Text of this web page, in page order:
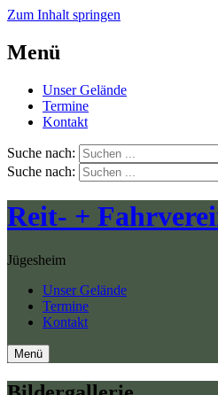
Zum Inhalt springen
Menü
Unser Gelände
Termine
Kontakt
Suche nach:
Suche nach:
Reit- +
Jügesheim
Unser Gelände
Termine
Kontakt
Menü